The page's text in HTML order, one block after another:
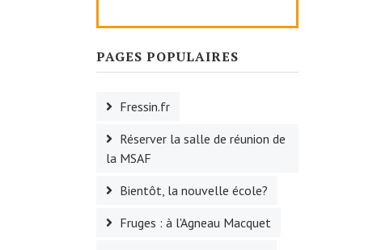
PAGES POPULAIRES
Fressin.fr
Réserver la salle de réunion de
la MSAF
Bientôt, la nouvelle école?
Fruges : à l'Agneau Macquet